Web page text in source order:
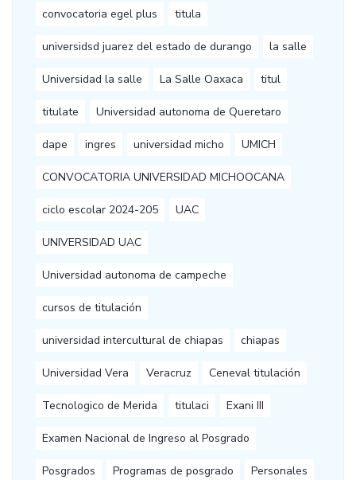
convocatoria egel plus titula
universidsd juarez del estado de durango la salle
Universidad la salle La Salle Oaxaca titul
titulate Universidad autonoma de Queretaro
dape ingres universidad micho UMICH
CONVOCATORIA UNIVERSIDAD MICHOOCANA
ciclo escolar 2024-205 UAC
UNIVERSIDAD UAC
Universidad autonoma de campeche
cursos de titulación
universidad intercultural de chiapas chiapas
Universidad Vera Veracruz Ceneval titulación
Tecnologico de Merida titulaci Exani III
Examen Nacional de Ingreso al Posgrado
Posgrados Programas de posgrado Personales